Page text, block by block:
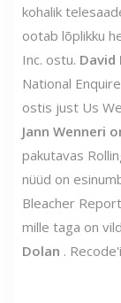
kohalik
ootab lõplikku
Inc. ostu. David
National
ostis just Us
Jann Wenneri
pakutavas
nüüd on
Bleacher
mille taga on
Dolan .